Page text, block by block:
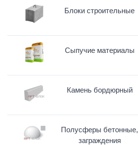
Блоки строительные
Сыпучие материалы
Камень бордюрный
Полусферы бетонные,
заграждения